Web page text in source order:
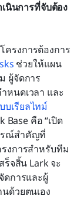
นินการที่จับต้อง
รงการต้องการ
ช่วยให้แผน
ผู้จัดการ
หนดเวลา และ
เรียลไทม์
Base คือ “เปิด
รณ์สำคัญที่
งการสำหรับทีม
จสิ้น Lark จะ
ดการและผู้
ด้วยตนเอง